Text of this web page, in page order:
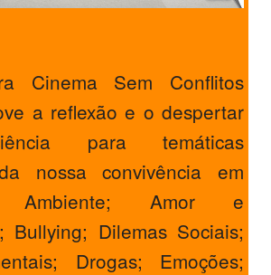
Cinema Sem Conflitos
a reflexão e o despertar
para temáticas
nossa convivência em
Ambiente; Amor e
Bullying; Dilemas Sociais;
Drogas; Emoções;